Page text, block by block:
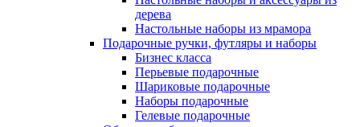
дерева
Настольные наборы из мрамора
Подарочные ручки, футляры и наборы
Бизнес класса
Перьевые подарочные
Шариковые подарочные
Наборы подарочные
Гелевые подарочные